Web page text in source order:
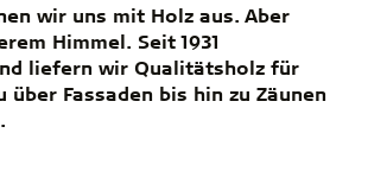
wir uns mit Holz aus. Aber
Himmel. Seit 1931
liefern wir Qualitätsholz für
über Fassaden bis hin zu Zäunen